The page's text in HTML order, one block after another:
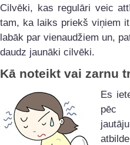
Cilvēki, kas regulāri veic
tam, ka laiks priekš viņiem
labāk par vienaudžiem un,
daudz jaunāki cilvēki.
Kā noteikt vai zarnu
Es
pēc